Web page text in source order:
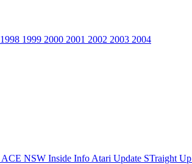
1998 1999 2000 2001 2002 2003 2004
ACE NSW Inside Info Atari Update STraight Up